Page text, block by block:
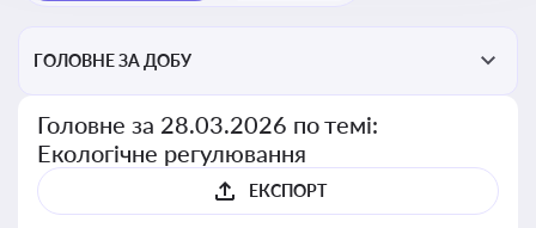
ГОЛОВНЕ ЗА ДОБУ
Головне за 28.03.2026 по темі:
Екологічне регулювання
ЕКСПОРТ